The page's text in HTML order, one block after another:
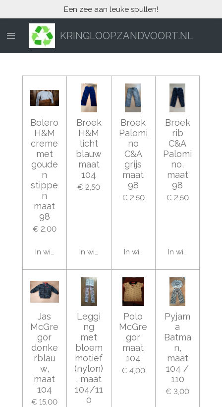
direct
naar
hoofdinhoud
KRINGLOOPZANDVOORT.NL
Een zee aan leuke spullen!
Bolero
H&M
creme
met
goude
n
stippe
n
maat
98
€ 2,00
In winkelwagen
Broek
H&M
licht
blauw
maat
104
€ 2,50
In winkelwagen
Broek
Palomi
no
C&A
grijs
maat
98
€ 2,50
In winkelwagen
Broek
rib
C&A
Palomi
no,
maat
98
€ 2,50
In
Jas
McGre
gor
donke
rblau
w,
maat
104
€ 15,00
Leggi
ng
met
bloem
motief
(nylon)
, maat
104/11
0
Polo
McGre
gor
maat
104
€ 4,00
Pyjam
a
Batma
n,
maat
104 /
110
€ 3,00